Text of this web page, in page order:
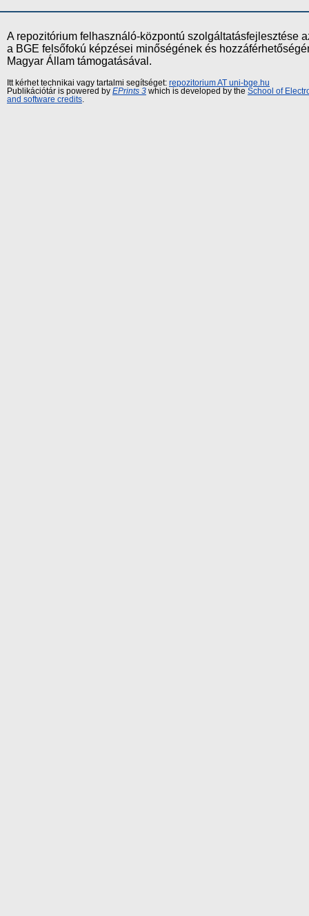
A repozitórium felhasználó-központú szolgáltatásfejlesztése
a BGE felsőfokú képzései minőségének és
Magyar Állam támogatásával.
Itt kérhet technikai vagy tartalmi segítséget: repozitorium AT uni-bge.hu
Publikációtár is powered by EPrints 3 which is developed by the School of
and software credits